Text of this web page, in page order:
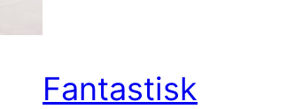
Fantastisk